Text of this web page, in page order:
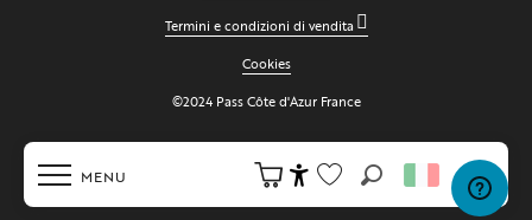
MENU
Accessibilité
Voir les favoris
Ricerca
Termini e condizioni di vendita
Cookies
©2024 Pass Côte d'Azur France